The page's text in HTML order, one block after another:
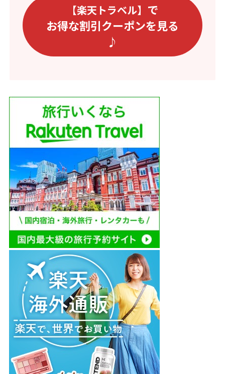
【楽天トラベル】 で
お得な割引クーポンを見る
♪